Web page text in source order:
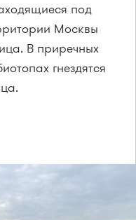
под
Москвы
В приречных
гнездятся